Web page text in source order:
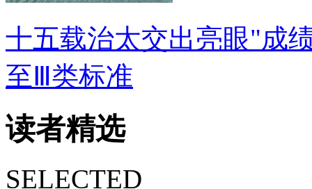
十五载治太交出亮眼"成
至Ⅲ类标准
读者精选
SELECTED